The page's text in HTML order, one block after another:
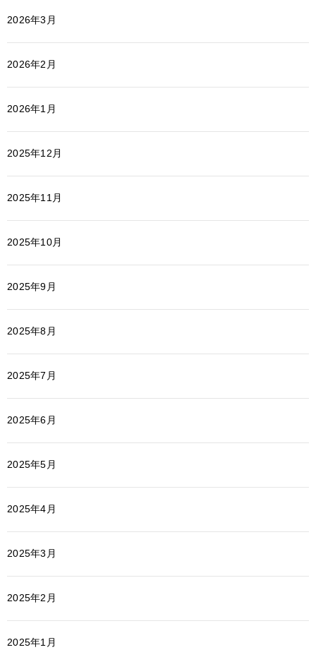
2026年3月
2026年2月
2026年1月
2025年12月
2025年11月
2025年10月
2025年9月
2025年8月
2025年7月
2025年6月
2025年5月
2025年4月
2025年3月
2025年2月
2025年1月